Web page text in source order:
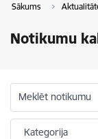
Sākums
Notikumu
Meklēt notikumu
Kategorija